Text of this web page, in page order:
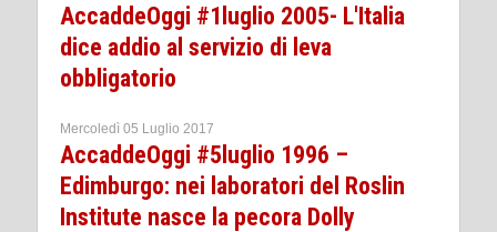
AccaddeOggi #1luglio 2005- L'Italia
dice addio al servizio di leva
obbligatorio
Mercoledì 05 Luglio 2017
AccaddeOggi #5luglio 1996 –
Edimburgo: nei laboratori del Roslin
Institute nasce la pecora Dolly